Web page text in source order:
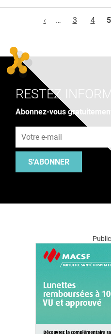
‹
… 3 4 5
RESTEZ
Abonnez-vous
S'ABONNER